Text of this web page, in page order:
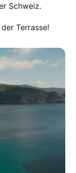
Schweiz.
Terrasse!